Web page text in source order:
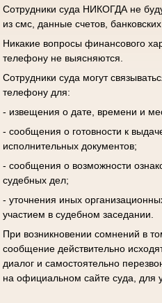
Сотрудники суда НИКОГДА не
из смс, данные счетов,
Никакие вопросы финансового
телефону не выясняются.
Сотрудники суда могут
телефону для:
- извещения о дате, времени и
- сообщения о готовности к
исполнительных документов;
- сообщения о возможности
судебных дел;
- уточнения иных
участием в судебном заседании.
При возникновении сомнений в
сообщение действительно
диалог и самостоятельно
на официальном сайте суда, для